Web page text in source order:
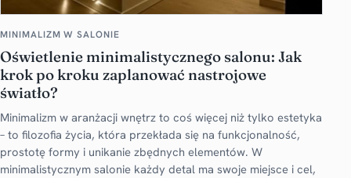
MINIMALIZM W SALONIE
Oświetlenie minimalistycznego salonu: Jak
krok po kroku zaplanować nastrojowe
światło?
Minimalizm w aranżacji wnętrz to coś więcej niż tylko estetyka
– to filozofia życia, która przekłada się na funkcjonalność,
prostotę formy i unikanie zbędnych elementów. W
minimalistycznym salonie każdy detal ma swoje miejsce i cel,